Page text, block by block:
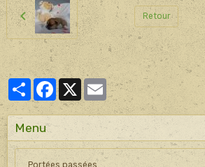
Retour
PartagerFacebook
X Email
Menu
Portées passées